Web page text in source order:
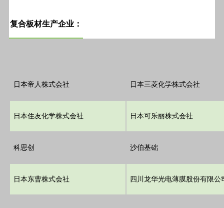
复合板材生产企业：
日本帝人株式会社 日本三菱化学株式会社
日本住友化学株式会社 日本可乐丽株式会社
科思创 沙伯基础
日本东曹株式会社 四川龙华光电薄膜股份有限公